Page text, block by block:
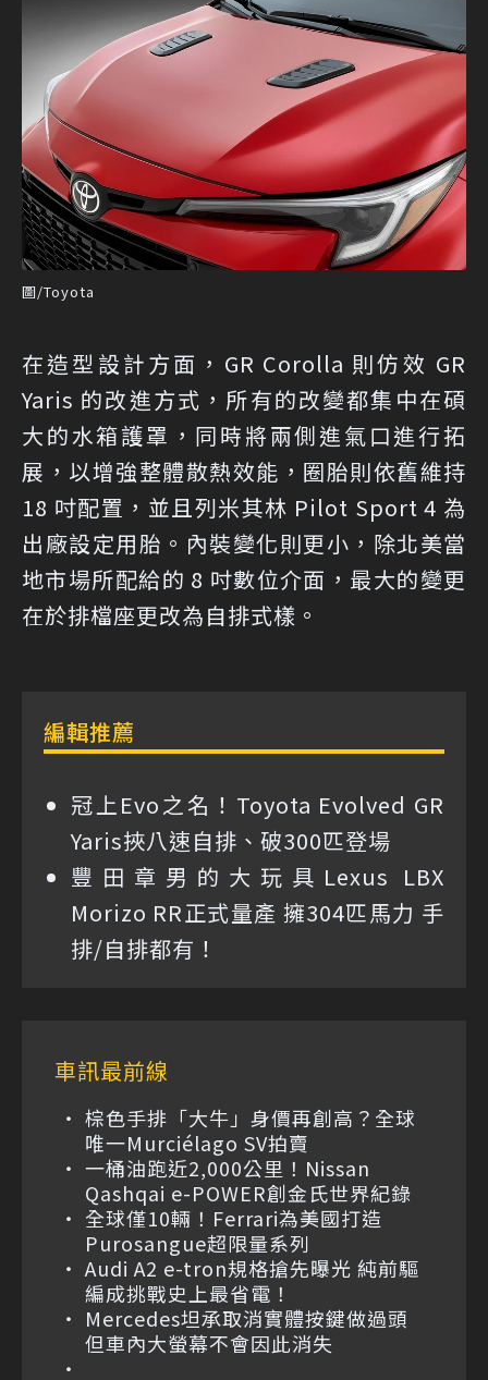
圖/Toyota
在造型設計方面，GR Corolla 則仿效 GR
Yaris 的改進方式，所有的改變都集中在碩
大的水箱護罩，同時將兩側進氣口進行拓
展，以增強整體散熱效能，圈胎則依舊維持
18 吋配置，並且列米其林 Pilot Sport 4 為
出廠設定用胎。內裝變化則更小，除北美當
地市場所配給的 8 吋數位介面，最大的變更
在於排檔座更改為自排式樣。
編輯推薦
冠上Evo之名！Toyota Evolved GR
Yaris挾八速自排、破300匹登場
豐田章男的大玩具Lexus LBX
Morizo RR正式量產 擁304匹馬力 手
排/自排都有！
車訊最前線
棕色手排「大牛」身價再創高？全球
唯一Murciélago SV拍賣
一桶油跑近2,000公里！Nissan
Qashqai e-POWER創金氏世界紀錄
全球僅10輛！Ferrari為美國打造
Purosangue超限量系列
Audi A2 e-tron規格搶先曝光 純前驅
編成挑戰史上最省電！
Mercedes坦承取消實體按鍵做過頭
但車內大螢幕不會因此消失